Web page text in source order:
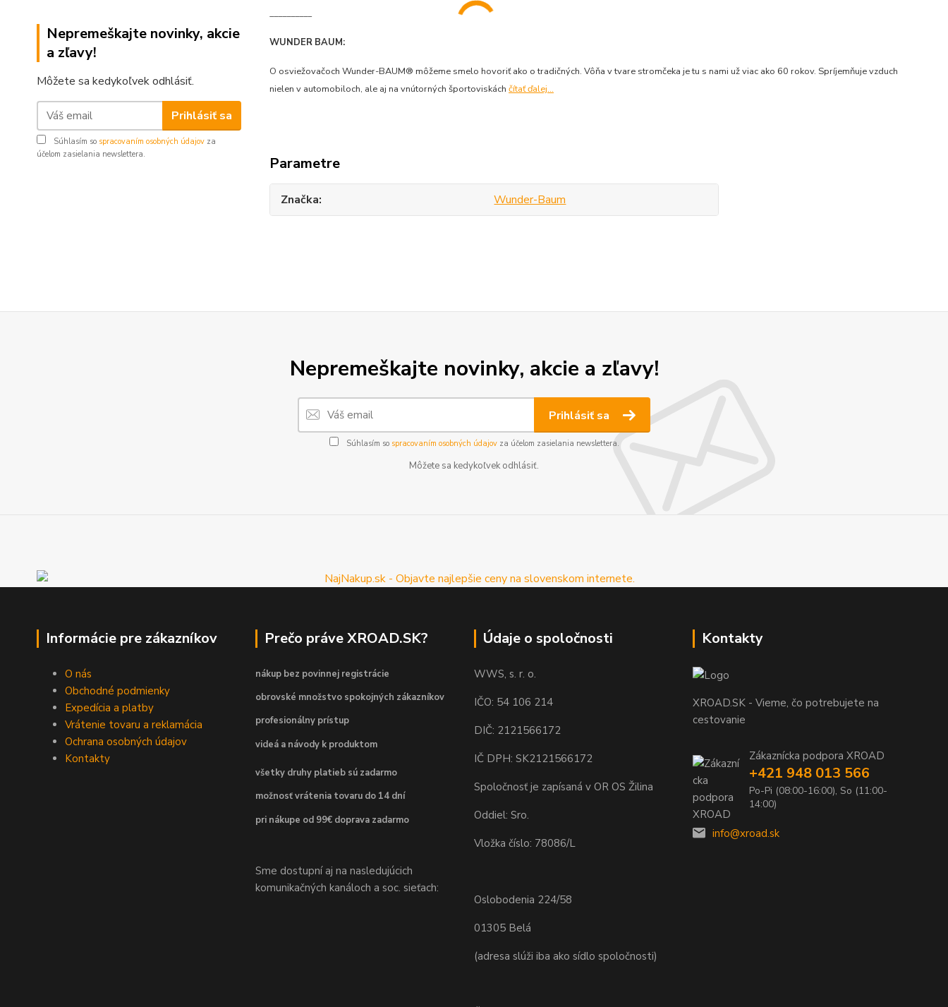
Nepremeškajte novinky, akcie
a zľavy!
Môžete sa kedykoľvek odhlásiť.
Prihlásiť sa
Súhlasím so spracovaním osobných údajov za
účelom zasielania newslettera.
__________
WUNDER BAUM:
O osviežovačoch Wunder-BAUM® môžeme smelo hovoriť ako o tradičných. Vôňa v tvare stromčeka je tu s nami už viac ako 60 rokov. Spríjemňuje vzduch
nielen v automobiloch, ale aj na vnútorných športoviskách čítať ďalej...
Parametre
Značka Wunder-Baum
Nepremeškajte novinky, akcie a zľavy!
Prihlásiť sa
Súhlasím so spracovaním osobných údajovza účelom zasielania newslettera.
Môžete sa kedykoľvek odhlásiť.
Informácie pre zákazníkov
O nás
Obchodné podmienky
Expedícia a platby
Vrátenie tovaru a reklamácia
Ochrana osobných údajov
Kontakty
Prečo práve XROAD.SK?
nákup bez povinnej registrácie
obrovské množstvo spokojných zákazníkov
profesionálny prístup
videá a návody k produktom
všetky druhy platieb sú zadarmo
možnosť vrátenia tovaru do 14 dní
pri nákupe od 99€ doprava zadarmo
Sme dostupní aj na nasledujúcich
komunikačných kanáloch a soc. sieťach:
Údaje o spoločnosti
WWS, s. r. o.
IČO: 54 106 214
DIČ: 2121566172
IČ DPH: SK2121566172
Spoločnosť je zapísaná v OR OS Žilina
Oddiel: Sro.
Vložka číslo: 78086/L
Oslobodenia 224/58
01305 Belá
(adresa slúži iba ako sídlo spoločnosti)
Kontakty
XROAD.SK - Vieme, čo potrebujete na
cestovanie
Zákaznícka podpora XROAD
+421 948 013 566
Po-Pi (08:00-16:00), So (11:00-
14:00)
info@xroad.sk